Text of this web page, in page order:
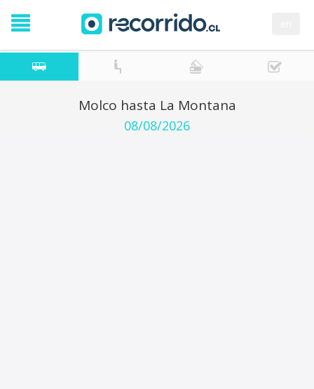
Molco hasta La Montana
08/08/2026